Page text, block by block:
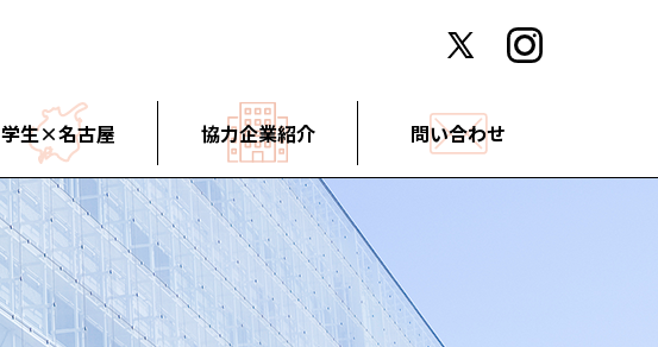
学生×名古屋 協力企業紹介 問い合わせ